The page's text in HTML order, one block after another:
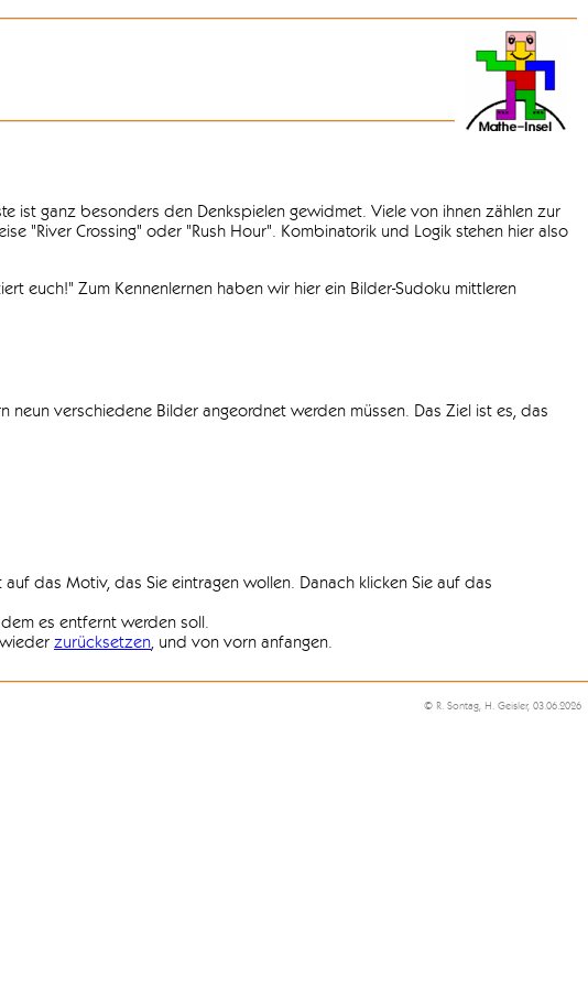
ist ganz besonders den Denkspielen gewidmet. Viele von ihnen zählen zur
"River Crossing" oder "Rush Hour". Kombinatorik und Logik stehen hier also
euch!" Zum Kennenlernen haben wir hier ein Bilder-Sudoku mittleren
verschiedene Bilder angeordnet werden müssen. Das Ziel ist es, das
das Motiv, das Sie eintragen wollen. Danach klicken Sie auf das
es entfernt werden soll.
zurücksetzen, und von vorn anfangen.
© R. Sontag, H. Geisler, 03.06.2026